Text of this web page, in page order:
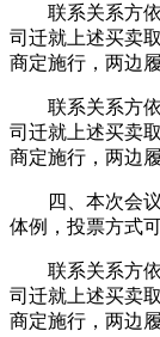
联系关系方依
司迁就上述买卖
商定施行，两边
联系关系方依
司迁就上述买卖
商定施行，两边
四、本次会议
体例，投票方式
联系关系方依
司迁就上述买卖
商定施行，两边